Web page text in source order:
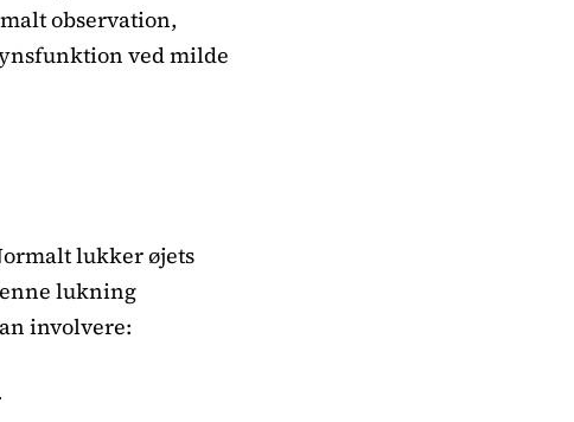
observation,
ved milde
lukker øjets
lukning
involvere: